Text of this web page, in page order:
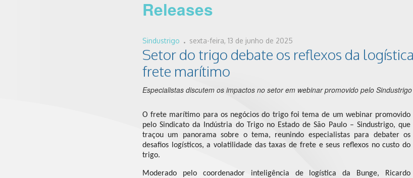
Releases
Sindustrigo . sexta-feira, 13 de junho de 2025
Setor do trigo debate os reflexos da
frete marítimo
Especialistas discutem os impactos no setor em webinar promovido pelo Sindustrigo
O frete marítimo para os negócios do trigo foi tema de um webinar promovido
pelo Sindicato da Indústria do Trigo no Estado de São Paulo – Sindustrigo, que
traçou um panorama sobre o tema, reunindo especialistas para debater os
desafios logísticos, a volatilidade das taxas de frete e seus reflexos no custo do
trigo.
Moderado pelo coordenador inteligência de logística da Bunge, Ricardo